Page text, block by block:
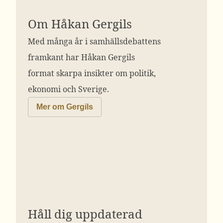
Om Håkan Gergils
Med många år i samhällsdebattens
framkant har Håkan Gergils
format skarpa insikter om politik,
ekonomi och Sverige.
Mer om Gergils
Håll dig uppdaterad